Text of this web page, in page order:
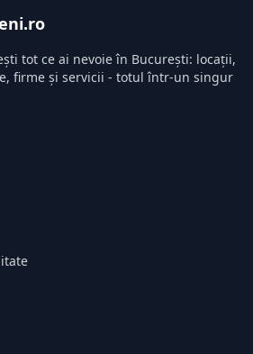
tot ce ai nevoie în București: locații,
firme și servicii - totul într-un singur